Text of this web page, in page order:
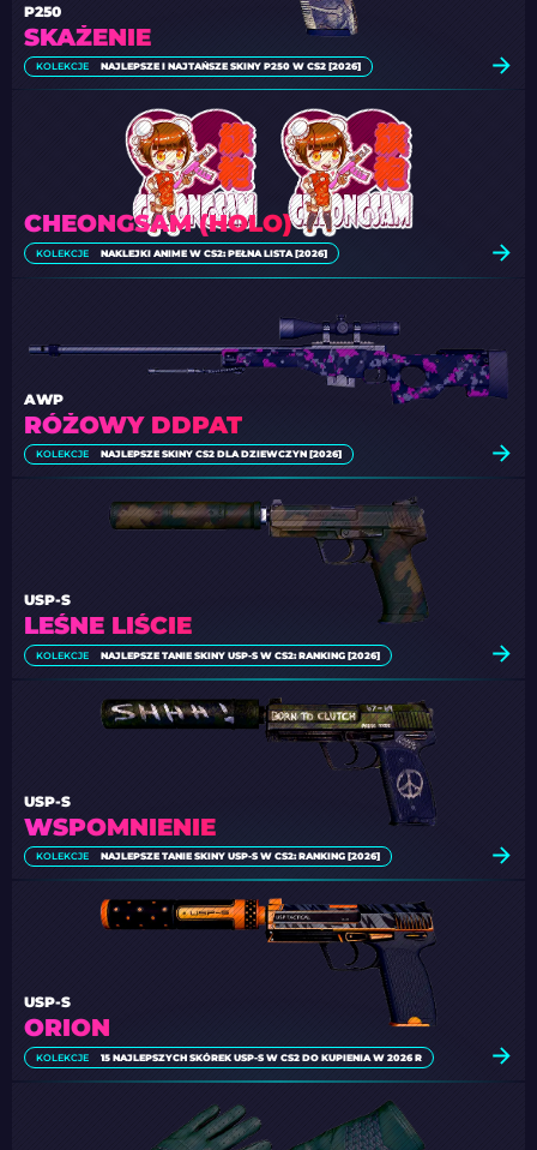
SKAŻENIE
P250
KOLEKCJE NAJLEPSZE I NAJTAŃSZE SKINY P250 W CS2 [2026]
CHEONGSAM (HOLO)
KOLEKCJE NAKLEJKI ANIME W CS2: PEŁNA LISTA [2026]
RÓŻOWY DDPAT
AWP
KOLEKCJE NAJLEPSZE SKINY CS2 DLA DZIEWCZYN [2026]
LEŚNE LIŚCIE
USP-S
KOLEKCJE NAJLEPSZE TANIE SKINY USP-S W CS2: RANKING [2026]
WSPOMNIENIE
USP-S
KOLEKCJE NAJLEPSZE TANIE SKINY USP-S W CS2: RANKING [2026]
ORION
USP-S
KOLEKCJE 15 NAJLEPSZYCH SKÓREK USP-S W CS2 DO KUPIENIA W 2026 R